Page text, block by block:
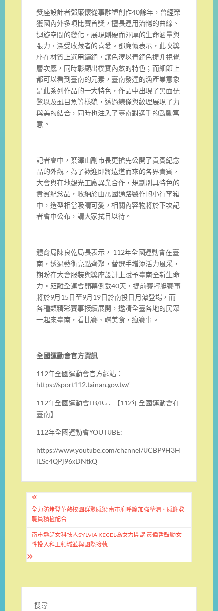
獎座設計者鄧廉懷從事雕塑創作40餘年，曾經榮
獲國內外多項比賽首獎，擅長運用流暢的曲線、
迴旋空間的變化，展現剛硬而渾厚的生命涵量與
張力，深受收藏者的喜愛。鄧廉懷表示，此次獎
座在材質上選用鑄銅，讓色澤以青銅色提升視覺
層次感，同時彰顯出樸實內斂的特色；而細節上
都可以看到臺南的元素，臺南發達的漁產業意象
是此系列作品的一大特色，作品中出現了黑面琵
鷺以及虱目魚等樣貌，透過線條與紋理展現了力
與美的結合，同時也注入了臺南對選手的鼓勵寓
意。
記者會中，葉澤山副市長更搶先公開了貴賓紀念
品的外觀，為了歡迎即將遠道而來的各界貴賓，
大會與在地觀光工廠異業合作，規劃別具特色的
貴賓紀念品，收納於由萬國通路製作的小行李箱
中，造型相當吸睛可愛，相關內容物將於下次記
者會中公布，請大家拭目以待。
體育局陳良乾局長表示， 112年全國運動會在臺
南，透過藝術亮點齊聚，替選手增添活力風采，
期盼在大會服裝與獎座設計上賦予臺南全新生命
力。距離全運會開幕倒數40天，提前賽輕艇賽事
將於9月15日至9月19日於南投日月潭登場，而
各種類精彩賽事接續展開，邀請全臺各地的民眾
一起來臺南，看比賽、嚐美食，瘋賽事。
全國運動會官方資訊
112年全國運動會官方網站：
https://sport112.tainan.gov.tw/
112年全國運動會FB/IG：【112年全國運動會在
臺南】
112年全國運動會YOUTUBE:
https://www.youtube.com/channel/UCBP9H3H
iLSc4QPj96xDNtkQ
文
章
導
覽
全力防堵登革熱校園群聚感染 南市府呼籲加強孳清、感謝教
職員積極配合
南市邀請女科技人SYLVIA KEGEL為女力開講 黃偉哲鼓勵女
性投入科工領域並與國際接軌
搜尋